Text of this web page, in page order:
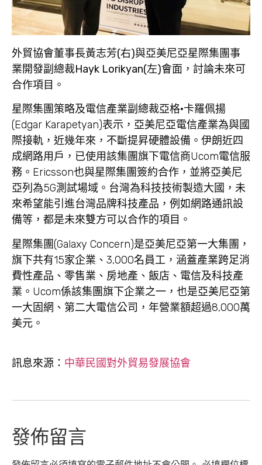
外貿協會董事長黃志芳(右)與亞美尼亞星際集團事
業開發副總裁Hayk Lorikyan(左)會面，討論未來可
合作項目。
星際集團策略及電信產業副總裁亞格·卡羅佩揚
(Edgar Karapetyan)表示，亞美尼亞電信產業為與國
際接軌，近幾年來，不斷提昇硬體設備。伊朗近四
成網路用戶，已使用該集團旗下電信商Ucom電信服
務。Ericsson也與星際集團簽約合作，並將亞美尼
亞列為5G測試場域。台灣為科技技術製造大國，未
來希望能引進台灣品牌科技產品，例如網路通訊設
備等，都是未來雙方可以合作的項目。
星際集團(Galaxy Concern)是亞美尼亞第一大集團，
旗下共有15家企業、3,000名員工，涵蓋產業跨足消
費性產品、零售業、房地產、飯店、電信及科技產
業。Ucom係該集團旗下企業之一，也是亞美尼亞第
一大固網、第二大電信公司，年營業額超過8,000萬
美元。
訊息來源： 中華民國對外貿易發展協會
發佈留言